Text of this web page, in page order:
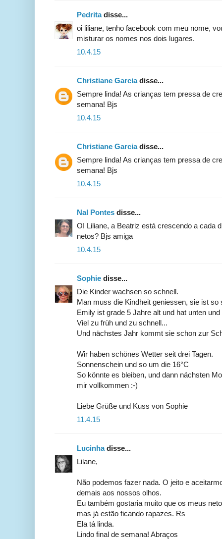
Pedritadisse...
oi liliane, tenho facebook com meu nome,
misturar os nomes nos dois lugares.
10.4.15
Christiane Garciadisse...
Sempre linda! As crianças tem pressa de
semana! Bjs
10.4.15
Christiane Garciadisse...
Sempre linda! As crianças tem pressa de
semana! Bjs
10.4.15
Nal Pontes disse...
OI Liliane, a Beatriz está crescendo a cada
netos? Bjs amiga
10.4.15
Sophie disse...
Die Kinder wachsen so schnell.
Man muss die Kindheit geniessen, sie ist so
Emily ist grade 5 Jahre alt und hat unten
Viel zu früh und zu schnell...
Und nächstes Jahr kommt sie schon zur
Wir haben schönes Wetter seit drei Tagen.
Sonnenschein und so um die 16°C
So könnte es bleiben, und dann nächsten
mir vollkommen :-)
Liebe Grüße und Kuss von Sophie
11.4.15
Lucinhadisse...
Lilane,
Não podemos fazer nada. O jeito e
demais aos nossos olhos.
Eu também gostaria muito que os meus
mas já estão ficando rapazes. Rs
Ela tá linda.
Lindo final de semana! Abraços